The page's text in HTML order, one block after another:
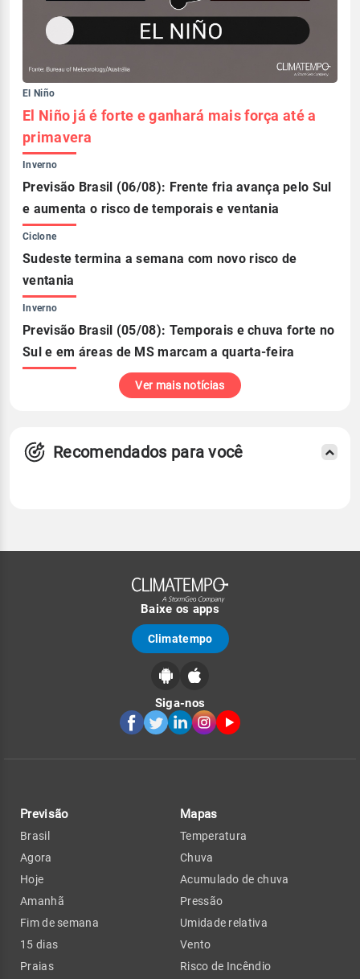
El Niño
El Niño já é forte e ganhará mais força até a
primavera
Inverno
Previsão Brasil (06/08): Frente fria avança pelo Sul
e aumenta o risco de temporais e ventania
Ciclone
Sudeste termina a semana com novo risco de
ventania
Inverno
Previsão Brasil (05/08): Temporais e chuva forte no
Sul e em áreas de MS marcam a quarta-feira
Ver mais notícias
Recomendados para você
Baixe os apps
Climatempo
Siga-nos
Previsão
Brasil
Agora
Hoje
Amanhã
Fim de semana
15 dias
Praias
Mapas
Temperatura
Chuva
Acumulado de chuva
Pressão
Umidade relativa
Vento
Risco de Incêndio